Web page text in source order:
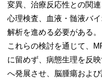
変異、治療反応性との関
心理検査、血液・髄液バ
解析を進める必要がある。
これらの検討を通じて、
に留めず、病態生理を反
へ発展させ、脳腫瘍およ